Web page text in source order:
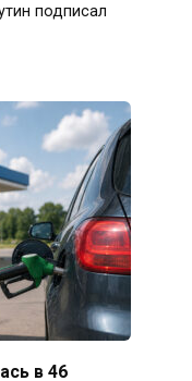
подписал
в 46